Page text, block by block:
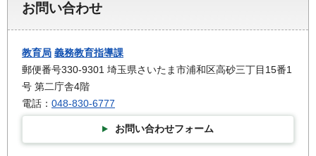
お問い合わせ
教育局 義務教育指導課
郵便番号330-9301 埼玉県さいたま市浦和区高砂三丁目15番1
号 第二庁舎4階
電話： 048-830-6777
お問い合わせフォーム